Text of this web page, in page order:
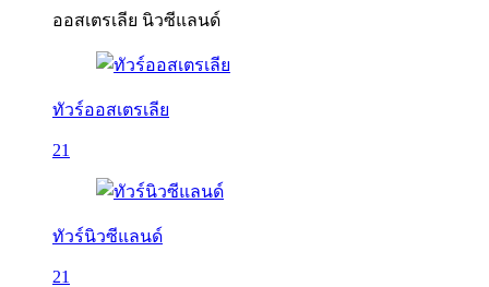
ออสเตรเลีย นิวซีแลนด์
ทัวร์ออสเตรเลีย
21
ทัวร์นิวซีแลนด์
21